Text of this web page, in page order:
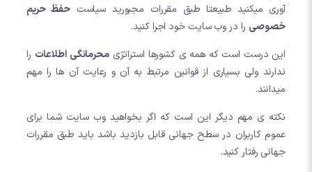
آوری میکنید طبیعتا طبق مقررات مجبورید سیاستحفظ حریم
خصوصی را در وب سایت خود اجرا کنید.
این درست است که همه ی کشورها استراتژیمحرمانگی اطلاعات را
ندارند ولی بسیاری از قوانین مرتبط به آن و رعایت آن ها را مهم
میدانند.
نکته ی مهم دیگر این است که اگر بخواهید وب سایت شما برای
عموم کاربران در سطح جهانی قابل بازدید باشد باید طبق مقررات
جهانی رفتار کنید.